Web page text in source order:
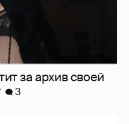
за архив своей
3